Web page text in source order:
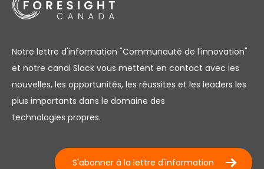
Notre lettre d'information "Communauté de l'innovation"
et notre canal Slack vous mettent en contact avec les
nouvelles, les opportunités, les réussites et les leaders les
plus importants dans le domaine des
technologies propres.
S'abonner à la lettre d'information